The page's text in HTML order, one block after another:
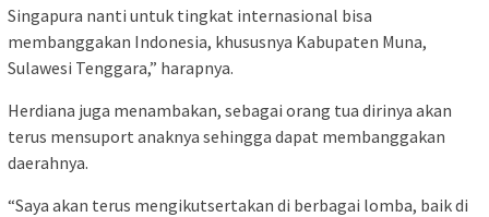
Singapura nanti untuk tingkat internasional bisa
membanggakan Indonesia, khususnya Kabupaten Muna,
Sulawesi Tenggara,” harapnya.
Herdiana juga menambakan, sebagai orang tua dirinya akan
terus mensuport anaknya sehingga dapat membanggakan
daerahnya.
“Saya akan terus mengikutsertakan di berbagai lomba, baik di